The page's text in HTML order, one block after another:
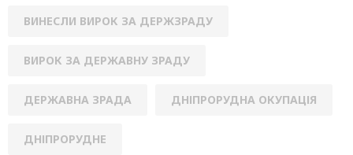
ВИНЕСЛИ ВИРОК ЗА ДЕРЖЗРАДУ
ВИРОК ЗА ДЕРЖАВНУ ЗРАДУ
ДЕРЖАВНА ЗРАДА ДНІПРОРУДНА ОКУПАЦІЯ
ДНІПРОРУДНЕ